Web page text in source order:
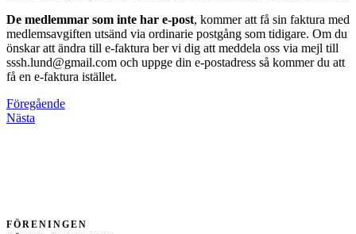
De medlemmar som inte har e-post, kommer att få sin faktura med
medlemsavgiften utsänd via ordinarie postgång som tidigare. Om du
önskar att ändra till e-faktura ber vi dig att meddela oss via mejl till
sssh.lund@gmail.com och uppge din e-postadress så kommer du att
få en e-faktura istället.
Föregående
Nästa
FÖRENINGEN